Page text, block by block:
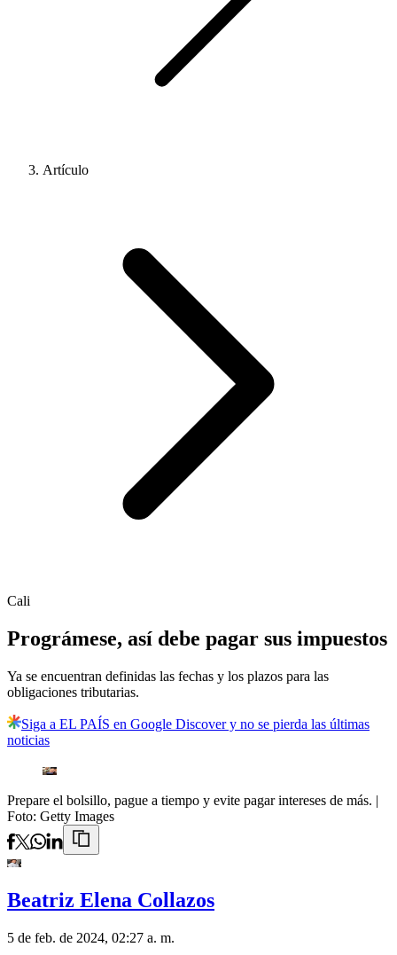
Artículo
Cali
Prográmese, así debe pagar sus impuestos
Ya se encuentran definidas las fechas y los plazos para las
obligaciones tributarias.
Siga a EL PAÍS en Google Discover y no se pierda las últimas
noticias
Prepare el bolsillo, pague a tiempo y evite pagar intereses de más. |
Foto: Getty Images
Beatriz Elena Collazos
5 de feb. de 2024, 02:27 a. m.